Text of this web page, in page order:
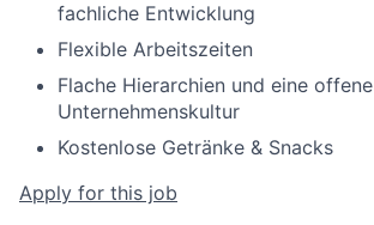
fachliche Entwicklung
Flexible Arbeitszeiten
Flache Hierarchien und eine offene
Unternehmenskultur
Kostenlose Getränke & Snacks
Apply for this job